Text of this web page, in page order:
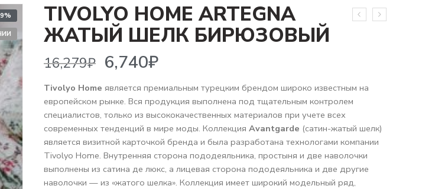
TIVOLYO HOME ARTEGNA
ЖАТЫЙ ШЕЛК БИРЮЗОВЫЙ
16,279 6,740₽
Tivolyo Home является премиальным турецким брендом широко известным на
европейском рынке. Вся продукция выполнена под тщательным контролем
специалистов, только из высококачественных материалов при учете всех
современных тенденций в мире моды. Коллекция Avantgarde (сатин-жатый шелк)
является визитной карточкой бренда и была разработана технологами компании
Tivolyo Home. Внутренняя сторона пододеяльника, простыня и две наволочки
выполнены из сатина де люкс, а лицевая сторона пододеяльника и две другие
наволочки — из «жатого шелка». Коллекция имеет широкий модельный ряд,